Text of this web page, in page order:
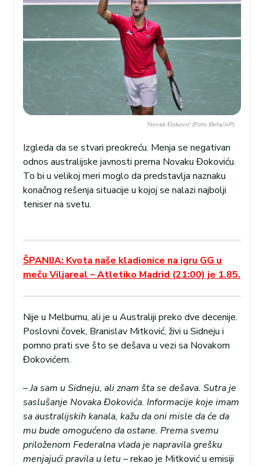
Novak Đoković (Foto Beta/AP)
Izgleda da se stvari preokreću. Menja se negativan
odnos australijske javnosti prema Novaku Đokoviću.
To bi u velikoj meri moglo da predstavlja naznaku
konačnog rešenja situacije u kojoj se nalazi najbolji
teniser na svetu.
ŠPANIJA: Kvota naše kladionice na igru GG u
meču Viljareal – Atletiko Madrid (21:00) je 1.85.
Nije u Melburnu, ali je u Australiji preko dve decenije.
Poslovni čovek, Branislav Mitković, živi u Sidneju i
pomno prati sve što se dešava u vezi sa Novakom
Đokovićem.
–Ja sam u Sidneju, ali znam šta se dešava. Sutra je
saslušanje Novaka Đokovića. Informacije koje imam
sa australijskih kanala, kažu da oni misle da će da
mu bude omogućeno da ostane. Prema svemu
priloženom Federalna vlada je napravila grešku
menjajući pravila u letu– rekao je Mitković u emisiji